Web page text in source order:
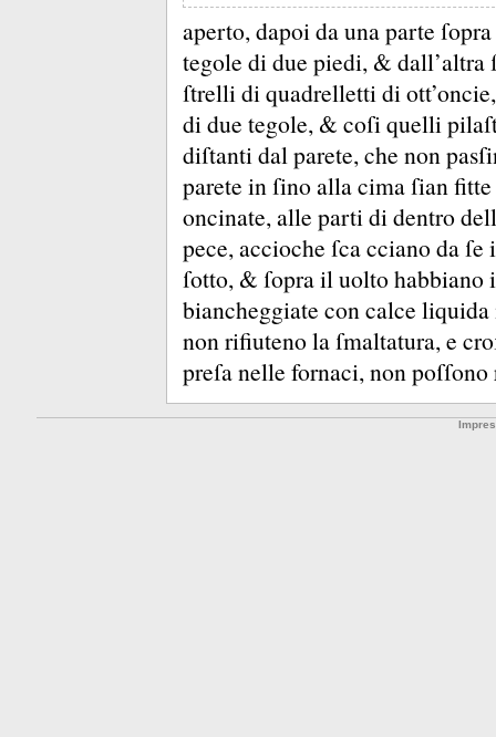
aperto, dapoi da una parte
tegole di due piedi, & dall’altra
ſtrelli di quadrelletti di
di due tegole, & coſi quelli
diſtanti dal parete, che non
parete in ſino alla cima ſian
oncinate, alle parti di dentro
pece, accioche ſca cciano da
ſotto, & ſopra il uolto
biancheggiate con calce
non rifiuteno la ſmaltatura, e
preſa nelle fornaci, non